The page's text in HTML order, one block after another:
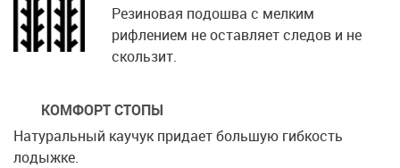
Резиновая подошва с мелким
рифлением не оставляет следов и не
скользит.
КОМФОРТ СТОПЫ
Натуральный каучук придает большую гибкость
лодыжке.